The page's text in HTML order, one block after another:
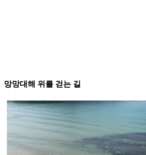
망망대해 위를 걷는 길